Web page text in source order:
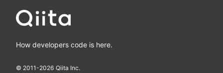
How developers code is here.
© 2011-2026 Qiita Inc.